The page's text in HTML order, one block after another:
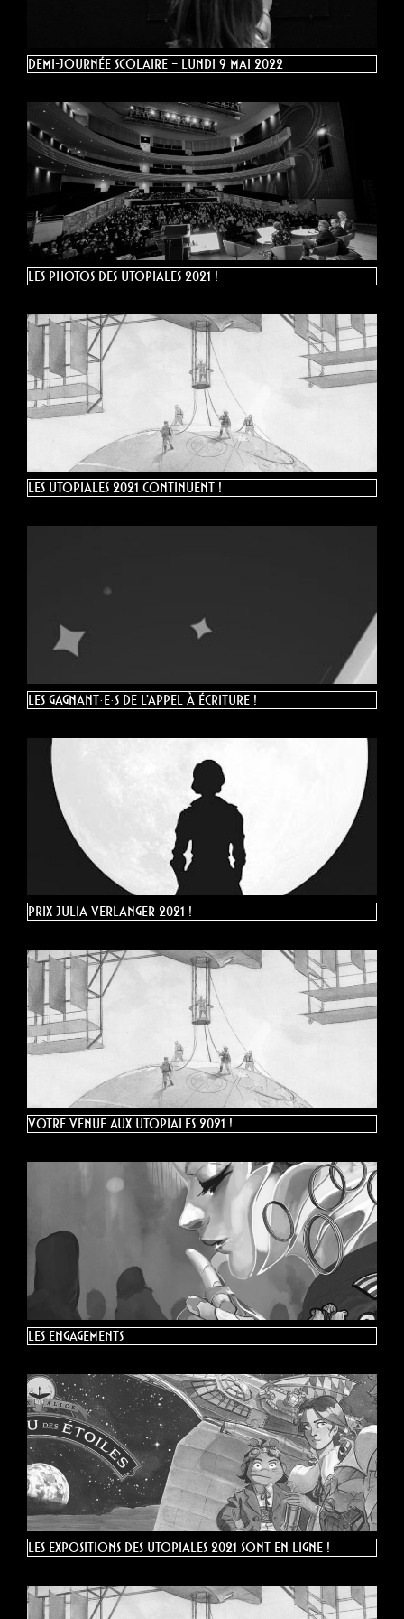
demi-journée scolaire – lundi 9 mai 2022
Les photos des Utopiales 2021 !
Les Utopiales 2021 continuent !
Les gagnant·e·s de l’appel à écriture !
Prix Julia Verlanger 2021 !
Votre venue aux Utopiales 2021 !
Les engagements
Les expositions des Utopiales 2021 sont en ligne !